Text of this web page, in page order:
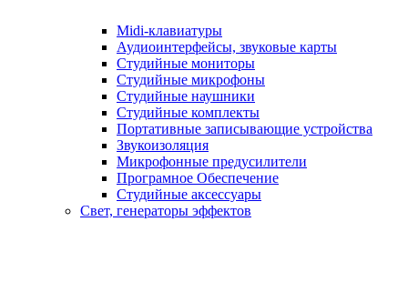
Midi-клавиатуры
Аудиоинтерфейсы, звуковые карты
Студийные мониторы
Студийные микрофоны
Студийные наушники
Студийные комплекты
Портативные записывающие устройства
Звукоизоляция
Микрофонные предусилители
Програмное Обеспечение
Студийные аксессуары
Свет, генераторы эффектов